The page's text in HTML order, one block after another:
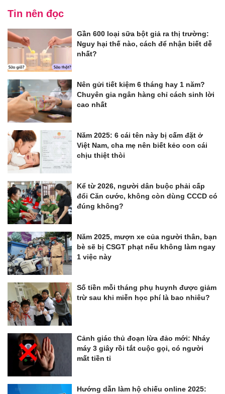
Tin nên đọc
Gần 600 loại sữa bột giả ra thị trường:
Nguy hại thế nào, cách để nhận biết dễ
nhất?
Nên gửi tiết kiệm 6 tháng hay 1 năm?
Chuyên gia ngân hàng chỉ cách sinh lời
cao nhất
Năm 2025: 6 cái tên này bị cấm đặt ở
Việt Nam, cha mẹ nên biết kẻo con cái
chịu thiệt thòi
Kể từ 2026, người dân buộc phải cấp
đổi Căn cước, không còn dùng CCCD có
đúng không?
Năm 2025, mượn xe của người thân, bạn
bè sẽ bị CSGT phạt nếu không làm ngay
1 việc này
Số tiền mỗi tháng phụ huynh được giảm
trừ sau khi miễn học phí là bao nhiêu?
Cảnh giác thủ đoạn lừa đảo mới: Nháy
máy 3 giây rồi tắt cuộc gọi, có người
mất tiền tỉ
Hướng dẫn làm hộ chiếu online 2025: